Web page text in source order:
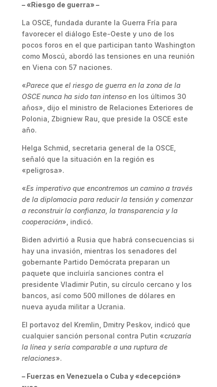
– «Riesgo de guerra» –
La OSCE, fundada durante la Guerra Fría para
favorecer el diálogo Este-Oeste y uno de los
pocos foros en el que participan tanto Washington
como Moscú, abordó las tensiones en una reunión
en Viena con 57 naciones.
«Parece que el riesgo de guerra en la zona de la
OSCE nunca ha sido tan intenso en los últimos 30
años», dijo el ministro de Relaciones Exteriores de
Polonia, Zbigniew Rau, que preside la OSCE este
año.
Helga Schmid, secretaria general de la OSCE,
señaló que la situación en la región es
«peligrosa».
«Es imperativo que encontremos un camino a través
de la diplomacia para reducir la tensión y comenzar
a reconstruir la confianza, la transparencia y la
cooperación», indicó.
Biden advirtió a Rusia que habrá consecuencias si
hay una invasión, mientras los senadores del
gobernante Partido Demócrata preparan un
paquete que incluiría sanciones contra el
presidente Vladimir Putin, su círculo cercano y los
bancos, así como 500 millones de dólares en
nueva ayuda militar a Ucrania.
El portavoz del Kremlin, Dmitry Peskov, indicó que
cualquier sanción personal contra Putin «cruzaría
la línea y sería comparable a una ruptura de
relaciones».
– Fuerzas en Venezuela o Cuba y «decepción»